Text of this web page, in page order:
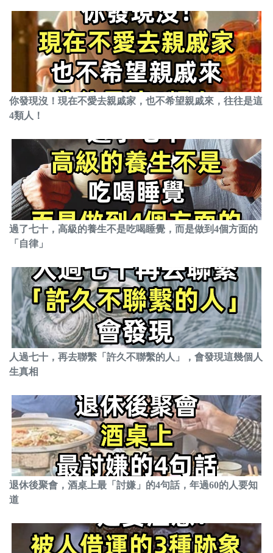
你發現沒！現在不愛去親戚家，也不希望親戚來，往往是這
4類人！
過了七十，高級的養生不是吃喝睡覺，而是做到4個方面的
「自律」
人過七十，再去聯繫「許久不聯繫的人」，會發現這幾個人
生真相
退休後聚會，酒桌上最「討嫌」的4句話，年過60的人要知
道